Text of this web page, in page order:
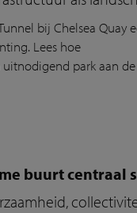
bij Chelsea Quay
. Lees hoe
uitnodigend parkaan
buurt centraal